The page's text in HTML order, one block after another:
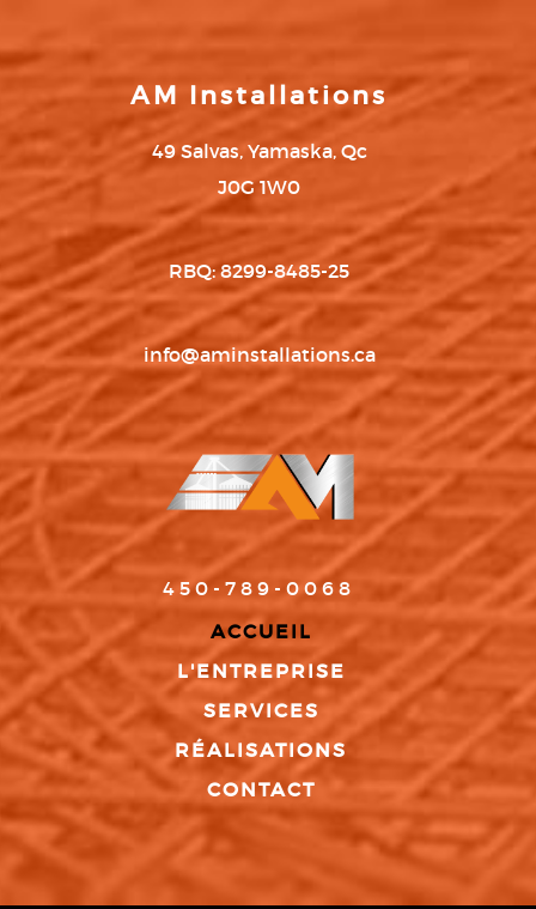
AM Installations
49 Salvas, Yamaska, Qc
J0G 1W0
RBQ: 8299-8485-25
info@aminstallations.ca
450-789-0068
ACCUEIL
L'ENTREPRISE
SERVICES
RÉALISATIONS
CONTACT